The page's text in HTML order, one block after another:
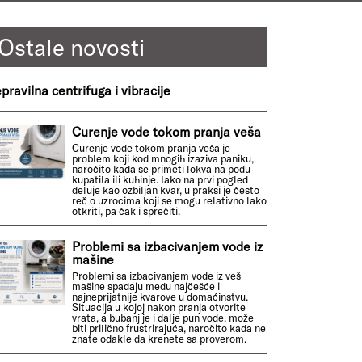
novosti
centrifuga i vibracije
Curenje vode tokom pranja veša
Curenje vode tokom pranja veša je
problem koji kod mnogih izaziva paniku,
naročito kada se primeti lokva na podu
kupatila ili kuhinje. Iako na prvi pogled
deluje kao ozbiljan kvar, u praksi je često
reč o uzrocima koji se mogu relativno lako
otkriti, pa čak i sprečiti.
Problemi sa izbacivanjem vode iz
mašine
Problemi sa izbacivanjem vode iz veš
mašine spadaju među najčešće i
najneprijatnije kvarove u domaćinstvu.
Situacija u kojoj nakon pranja otvorite
vrata, a bubanj je i dalje pun vode, može
biti prilično frustrirajuća, naročito kada ne
znate odakle da krenete sa proverom.